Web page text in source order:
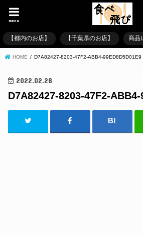
menu
【都内のお店】 【千葉県のお店】 商品
HOME D7A82427-8203-47F2-ABB4-99ED8D5D01E9
2022.02.28
D7A82427-8203-47F2-